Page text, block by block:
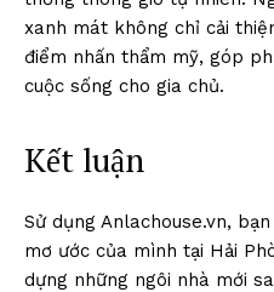
xanh mát không chỉ cải
điểm nhấn thẩm mỹ, góp
cuộc sống cho gia chủ.
Kết luận
Sử dụng Anlachouse.vn,
mơ ước của mình tại Hải
dựng những ngôi nhà mới